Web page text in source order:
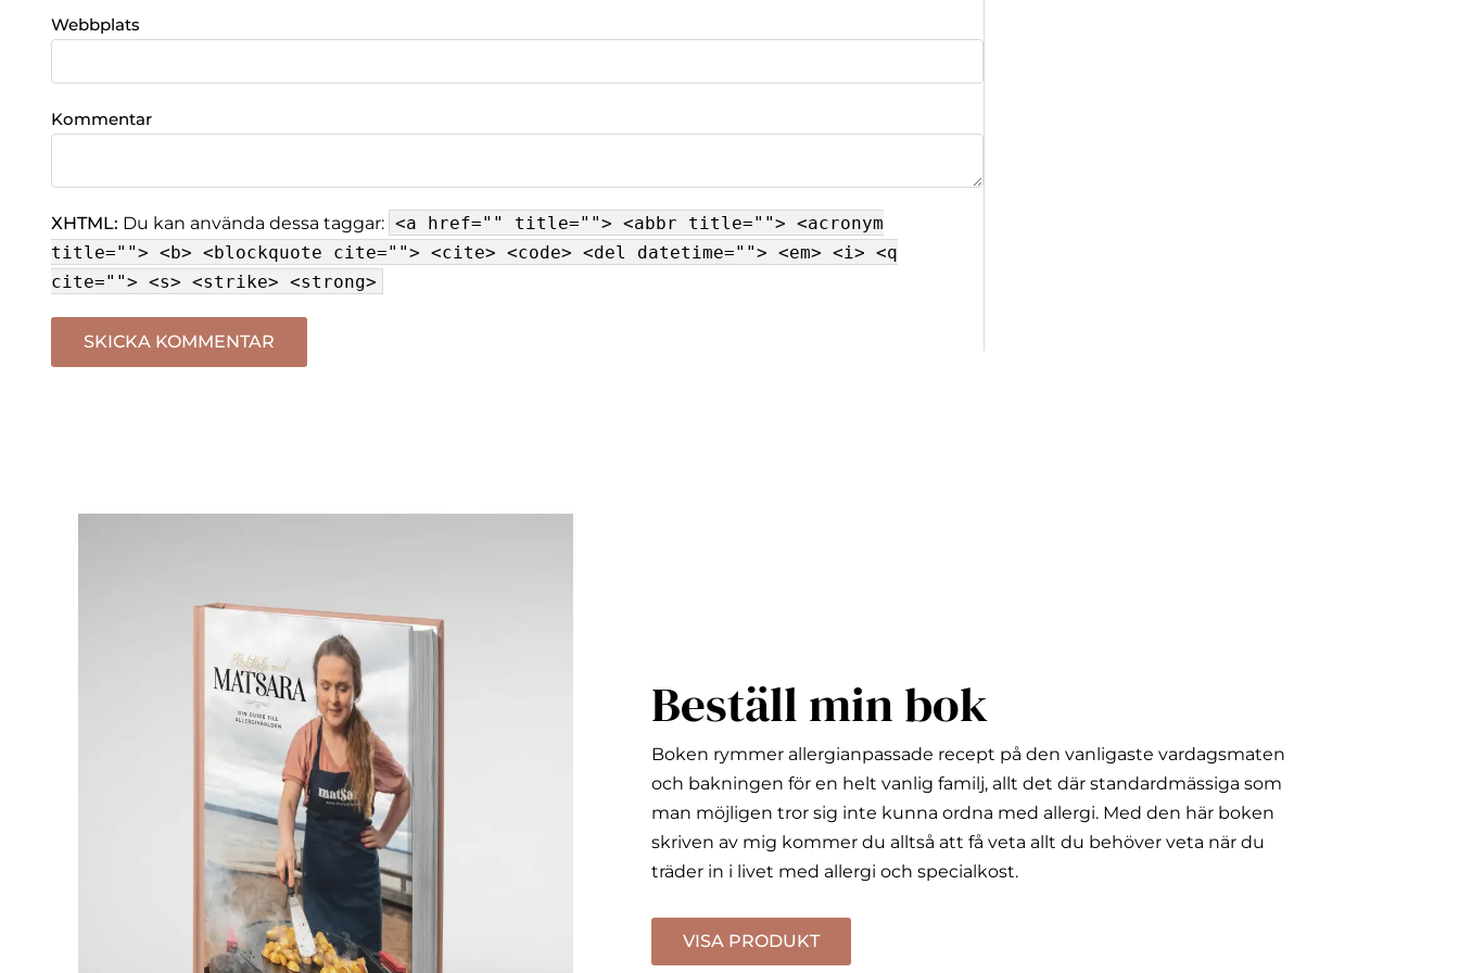
Webbplats
Kommentar
XHTML: Du kan använda dessa taggar: <a href="" title=""> <abbr title=""> <acronym
title=""> <b> <blockquote cite=""> <cite> <code> <del datetime=""> <em> <i> <q
cite=""> <s> <strike> <strong>
Beställ min bok
Boken rymmer allergianpassade recept på den vanligaste vardagsmaten
och bakningen för en helt vanlig familj, allt det där standardmässiga som
man möjligen tror sig inte kunna ordna med allergi. Med den här boken
skriven av mig kommer du alltså att få veta allt du behöver veta när du
träder in i livet med allergi och specialkost.
VISA PRODUKT